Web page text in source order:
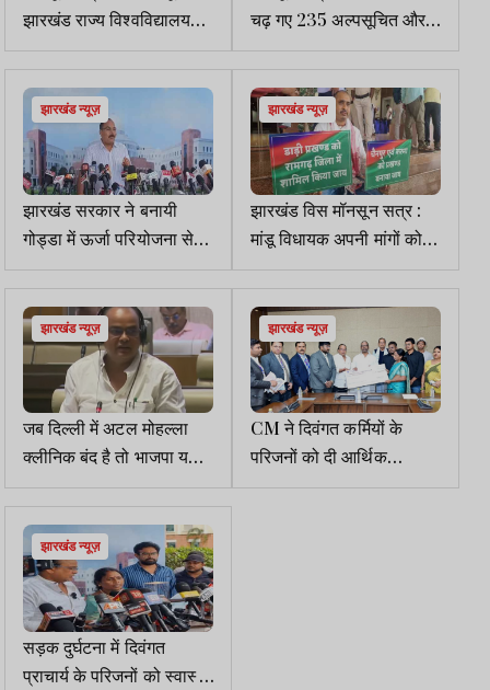
झारखंड राज्य विश्वविद्यालय
विधेयक और सूर्या हांसदा
एनकाउंटर का मुद्दा
चढ़ गए 235 अल्पसूचित और
तारंकित प्रश्न, स्पीकर ने भी
चेताया
झारखंड न्यूज़
झारखंड सरकार ने बनायी
गोड्डा में ऊर्जा परियोजना से
जुड़े भूमि अधिग्रहण मुद्दे पर
उच्च स्तरीय समिति
झारखंड न्यूज़
झारखंड विस मॉनसून सत्र :
मांडू विधायक अपनी मांगों को
लेकर सदन के बाहर धरने पर
बैठे
झारखंड न्यूज़
जब दिल्ली में अटल मोहल्ला
क्लीनिक बंद है तो भाजपा यहां
क्यों हंगामा कर रही : डॉ इरफान
झारखंड न्यूज़
CM ने दिवंगत कर्मियों के
परिजनों को दी आर्थिक
सहायता, सौंपा एक-एक करोड़
झारखंड न्यूज़
सड़क दुर्घटना में दिवंगत
प्राचार्य के परिजनों को स्वास्थ्य